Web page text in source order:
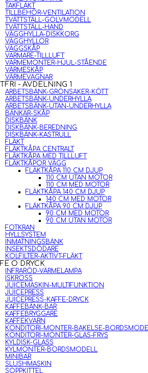
TAKFLÄKT
TILLBEHÖR-VENTILATION
TVÄTTSTÄLL-GOLVMODELL
TVÄTTSTÄLL-HAND
VÄGGHYLLA-DISKKORG
VÄGGHYLLOR
VÄGGSKÅP
VÄRMARE-TILLLUFT
VÄRMEMONTER-HJUL-STÅENDE
VÄRMESKÅP
VÄRMEVAGNAR
- AVDELNING 1
ARBETSBÄNK-GRÖNSAKER-KÖTT
ARBETSBÄNK-UNDERHYLLA
ARBETSBÄNK-UTAN-UNDERHYLLA
BÄNKAR-SKÅP
DISKBÄNK
DISKBÄNK-BEREDNING
DISKBÄNK-KASTRULL
FLÄKT
FLÄKTKÅPA CENTRALT
FLÄKTKÅPA MED TILLLUFT
FLÄKTKÅPOR VÄGG
FLÄKTKÅPA 110 CM DJUP
110 CM UTAN MOTOR
110 CM MED MOTOR
FLÄKTKÅPA 140 CM DJUP
140 CM MED MOTOR
FLÄKTKÅPA 90 CM DJUP
90 CM MED MOTOR
90 CM UTAN MOTOR
FOTKRAN
HYLLSYSTEM
INMATNINGSBÄNK
INSEKTSDÖDARE
KOLFILTER-AKTIVT-FLÄKT
O DRYCK
INFRARÖD-VÄRMELAMPA
ISKROSS
JUICEMASKIN-MULTIFUNKTION
JUICEPRESS
JUICEPRESS-KAFFE-DRYCK
KAFFEBÄNK-BAR
KAFFEBRYGGARE
KAFFEKVARN
KONDITORI-MONTER-BAKELSE-
KONDITORI-MONTER-GLAS-FRYS
KYLDISK-GLASS
KYLMONTER-BORDSMODELL
MINIBAR
SLUSHMASKIN
SOPPKITTEL